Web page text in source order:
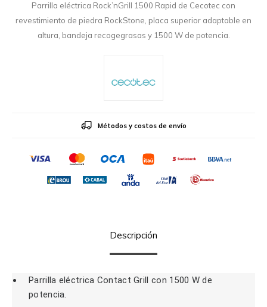
Parrilla eléctrica Rock’nGrill 1500 Rapid de Cecotec con
revestimiento de piedra RockStone, placa superior adaptable en
altura, bandeja recogegrasas y 1500 W de potencia.
Métodos y costos de envío
Descripción
Parrilla eléctrica Contact Grill con 1500 W de
potencia.